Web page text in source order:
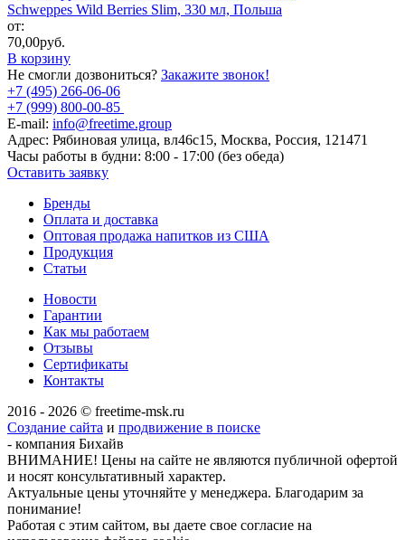
Schweppes Wild Berries Slim, 330 мл, Польша
от:
70,00руб.
В корзину
Не смогли дозвониться? Закажите звонок!
+7 (495) 266-06-06
+7 (999) 800-00-85
E-mail: info@freetime.group
Адрес: Рябиновая улица, вл46с15, Москва, Россия, 121471
Часы работы в будни: 8:00 - 17:00 (без обеда)
Оставить заявку
Бренды
Оплата и доставка
Оптовая продажа напитков из США
Продукция
Статьи
Новости
Гарантии
Как мы работаем
Отзывы
Сертификаты
Контакты
2016 - 2026 © freetime-msk.ru
Создание сайта и продвижение в поиске
- компания Бихайв
ВНИМАНИЕ! Цены на сайте не являются публичной офертой
и носят консультативный характер.
Актуальные цены уточняйте у менеджера. Благодарим за
понимание!
Работая с этим сайтом, вы даете свое согласие на